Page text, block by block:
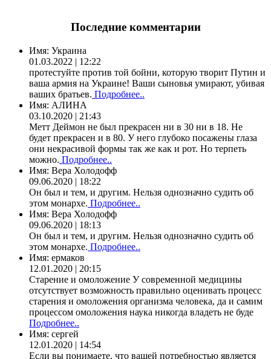
Последние комментарии
Имя: Украина
01.03.2022 | 12:22
протестуйте против той бойни, которую творит Путин и
ваша армия на Украине! Ваши сыновья умирают, убивая
ваших братьев. Подробнее..
Имя: АЛИНА
03.10.2020 | 21:43
Метт Деймон не был прекрасен ни в 30 ни в 18. Не
будет прекрасен и в 80. У него глубоко посажены глаза
они некрасивой формы так же как и рот. Но терпеть
можно. Подробнее..
Имя: Вера Холодофф
09.06.2020 | 18:22
Он был и тем, и другим. Нельзя однозначно судить об
этом монархе. Подробнее..
Имя: Вера Холодофф
09.06.2020 | 18:13
Он был и тем, и другим. Нельзя однозначно судить об
этом монархе. Подробнее..
Имя: ермаков
12.01.2020 | 20:15
Старение и омоложение У современной медицины
отсутствует возможность правильно оценивать процесс
старения и омоложения организма человека, да и самим
процессом омоложения наука никогда владеть не буде
Подробнее..
Имя: сергей
12.01.2020 | 14:54
Если вы понимаете, что вашей потребностью является